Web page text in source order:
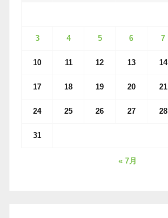
3 4 5 6 7
10 11 12 13 14
17 18 19 20 21
24 25 26 27 28
31
« 7月